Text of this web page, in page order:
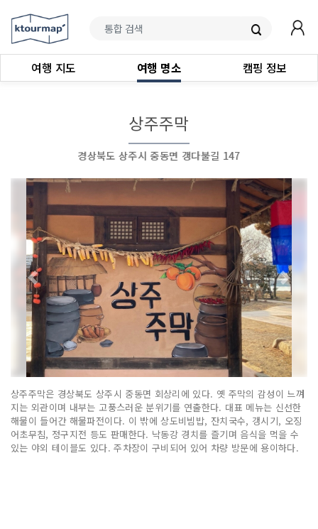
여행 지도 여행 명소 캠핑 정보
상주주막
경상북도 상주시 중동면 갱다불길 147
상주주막은 경상북도 상주시 중동면 회상리에 있다. 옛 주막의 감성이 느껴
지는 외관이며 내부는 고풍스러운 분위기를 연출한다. 대표 메뉴는 신선한
해물이 들어간 해물파전이다. 이 밖에 상도비빔밥, 잔치국수, 갱시기, 오징
어초무침, 정구지전 등도 판매한다. 낙동강 경치를 즐기며 음식을 먹을 수
있는 야외 테이블도 있다. 주차장이 구비되어 있어 차량 방문에 용이하다.